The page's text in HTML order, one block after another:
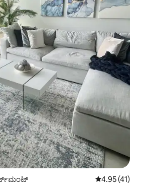
5 ರಲ್ಲಿ 4.95
4.95 (41)